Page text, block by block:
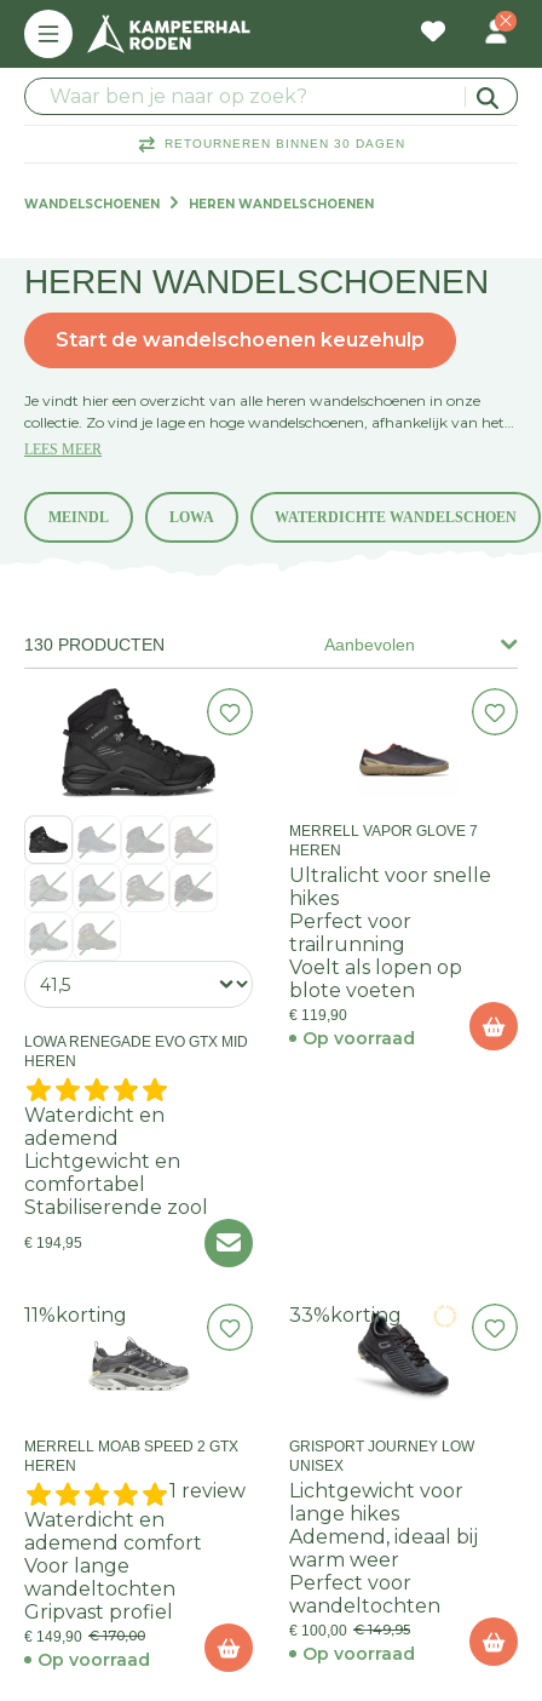
RETOURNEREN BINNEN 30 DAGEN
WANDELSCHOENEN HEREN WANDELSCHOENEN
HEREN WANDELSCHOENEN
Start de wandelschoenen keuzehulp
Je vindt hier een overzicht van alle heren wandelschoenen in onze
collectie. Zo vind je lage en hoge wandelschoenen, afhankelijk van het
gebruik. De meest gebruikelijke wandelschoenen vind je onder de
wandelschoenen van ON Running. Kijk voor de lager geprijsde
wandelschoenen vooral eens bij GriSport.
LEES MEER
MEINDL LOWA WATERDICHTE WANDELSCHOEN
Aanbevolen
130 PRODUCTEN
LOWA RENEGADE EVO GTX MID
HEREN
Waterdicht en
ademend
Lichtgewicht en
comfortabel
Stabiliserende zool
€ 194,95
MERRELL VAPOR GLOVE 7
HEREN
Ultralicht voor snelle
hikes
Perfect voor
trailrunning
Voelt als lopen op
blote voeten
€ 119,90
Op voorraad
11% korting
MERRELL MOAB SPEED 2 GTX
HEREN
1 review
Waterdicht en
ademend comfort
Voor lange
wandeltochten
Gripvast profiel
€ 149,90 € 170,00
Op voorraad
33% korting
GRISPORT JOURNEY LOW
UNISEX
Lichtgewicht voor
lange hikes
Ademend, ideaal bij
warm weer
Perfect voor
wandeltochten
€ 100,00 € 149,95
Op voorraad